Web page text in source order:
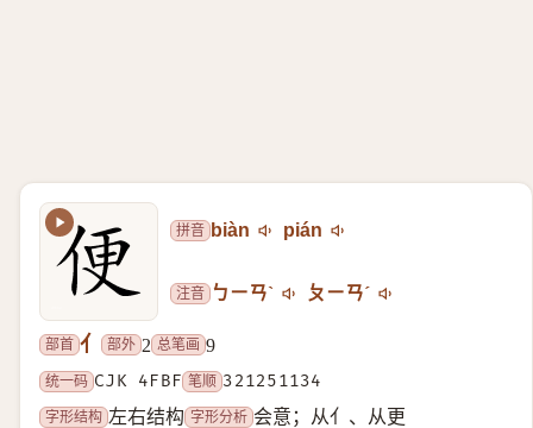
拼音 biàn pián
注音 ㄅㄧㄢˋ ㄆㄧㄢˊ
部首 亻 部外 2 总笔画 9
统一码 CJK 4FBF 笔顺 321251134
字形结构 左右结构 字形分析 会意；从亻、从更